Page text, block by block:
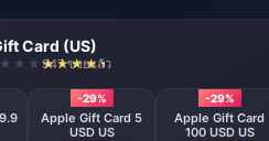
Card (US)
947 ขายแล้ว
-29%
Apple Gift Card 5
USD US
-29%
Apple Gift Card
100 USD US